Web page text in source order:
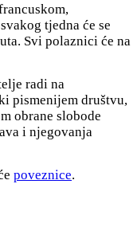
tjedna će se
Svi polaznici će na
radi na
pismenijem društvu,
obrane slobode
i njegovanja
poveznice.